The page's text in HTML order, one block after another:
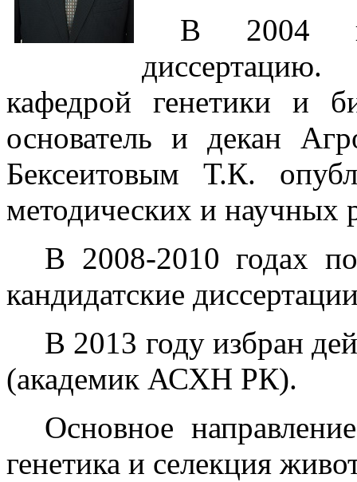
В 2004
кафедрой генетики и
основатель и декан
Бексеитовым Т.К.
методических и научных
В 2008-2010 годах
кандидатские
В 2013 году избран
(академик АСХН РК).
Основное
генетика и селекция